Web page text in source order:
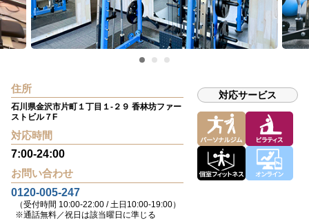
対応サービス
住所
石川県金沢市片町１丁目１-２９ 香林坊ファー
ストビル７F
対応時間
7:00-24:00
お問い合わせ
0120-005-247
（受付時間 10:00-22:00 / 土日10:00-19:00）
※通話無料／祝日は該当曜日に準じる